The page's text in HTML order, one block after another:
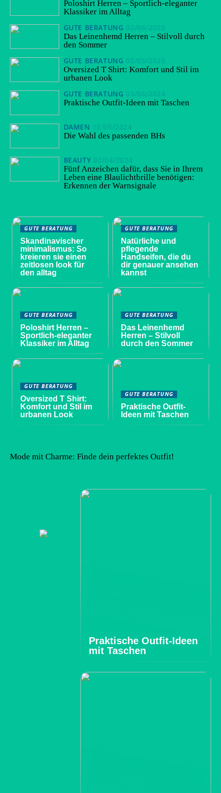
Poloshirt Herren – Sportlich-eleganter
Klassiker im Alltag
GUTE BERATUNG 02/06/2025
Das Leinenhemd Herren – Stilvoll durch
den Sommer
GUTE BERATUNG 05/05/2025
Oversized T Shirt: Komfort und Stil im
urbanen Look
GUTE BERATUNG 03/06/2024
Praktische Outfit-Ideen mit Taschen
DAMEN 15/05/2024
Die Wahl des passenden BHs
BEAUTY 02/04/2024
Fünf Anzeichen dafür, dass Sie in Ihrem
Leben eine Blaulichtbrille benötigen:
Erkennen der Warnsignale
GUTE BERATUNG
Skandinavischer
minimalismus: So
kreieren sie einen
zeitlosen look für
den alltag
GUTE BERATUNG
Natürliche und
pflegende
Handseifen, die du
dir genauer ansehen
kannst
GUTE BERATUNG
Poloshirt Herren –
Sportlich-eleganter
Klassiker im Alltag
GUTE BERATUNG
Das Leinenhemd
Herren – Stilvoll
durch den Sommer
GUTE BERATUNG
Oversized T Shirt:
Komfort und Stil im
urbanen Look
GUTE BERATUNG
Praktische Outfit-
Ideen mit Taschen
Mode mit Charme: Finde dein perfektes Outfit!
Praktische Outfit-Ideen
mit Taschen